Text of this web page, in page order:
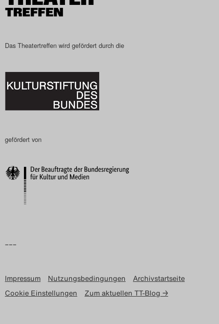
Das Theatertreffen wird gefördert durch die
gefördert von
–––
Impressum Nutzungsbedingungen
Archivstartseite
Cookie Einstellungen
Zum aktuellen TT-Blog →